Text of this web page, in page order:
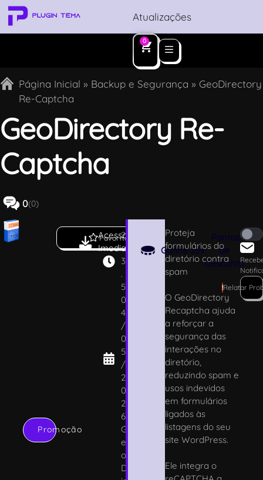
Atualizações
0
Página Inicial » Backup e Segurança » GeoDirectory
Re-Captcha
GeoDirectory Re-
Captcha
0(0)
Promoção
Favoritar
Acesso
Imediato
2
.
3
.
5
0
4
/
0
5
/
2
0
2
6
G
e
o
D
Ganhe339
Pontos
de
Desconto
Proteja
formulários do
diretório contra
spam
O GeoDirectory
Recaptcha ajuda
a reforçar a
segurança das
interações no
diretório,
reduzindo spam e
usos indevidos
em formulários
ligados às
listagens do seu
site WordPress.
Ele integra o
!Relatar